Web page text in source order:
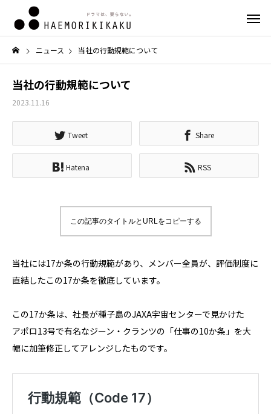
ニュース 当社の行動規範について
当社の行動規範について
2023.11.16
Tweet Share
Hatena RSS
この記事のタイトルとURLをコピーする
当社には17か条の行動規範があり、メンバー全員が、評価制度に
直結したこの17か条を徹底しています。
この17か条は、社長が種子島のJAXA宇宙センターで見かけた
アポロ13号で有名なジーン・クランツの「仕事の10か条」を大
幅に加筆修正してアレンジしたものです。